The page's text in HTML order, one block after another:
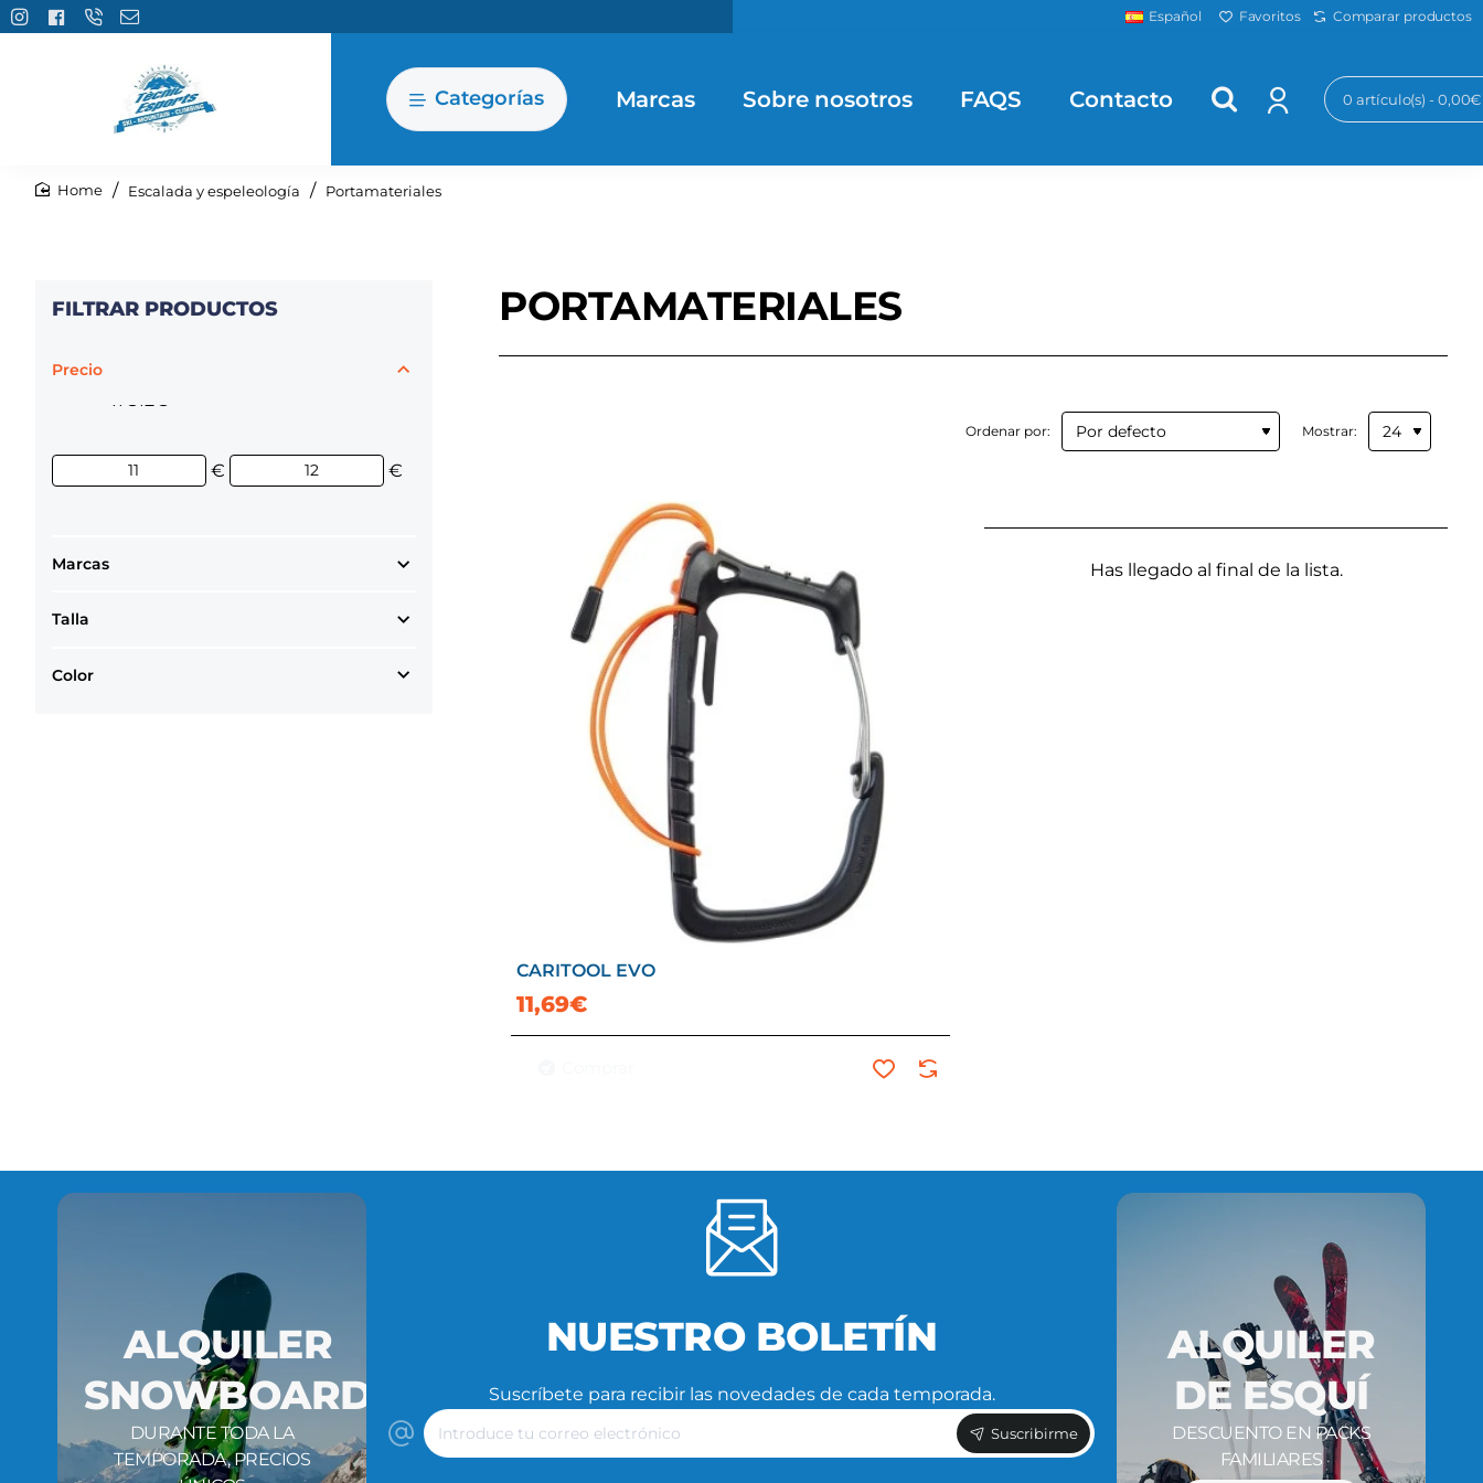
Español Favoritos Comparar productos
Categorías Marcas Sobre nosotros FAQS Contacto 0 artículo(s) - 0,00€
Escalada y espeleología Portamateriales
FILTRAR PRODUCTOS
Precio
11€12€
€ €
Marcas
Talla
Color
PORTAMATERIALES
Ordenar por: Mostrar:
CARITOOL EVO
11,69€
Has llegado al final de la lista.
ALQUILER
SNOWBOARD
DURANTE TODA LA
TEMPORADA, PRECIOS
NUESTRO BOLETÍN
Suscríbete para recibir las novedades de cada temporada.
Introduce
tu
correo
Suscribirme
ALQUILER
DE ESQUÍ
DESCUENTO EN PACKS
FAMILIARES